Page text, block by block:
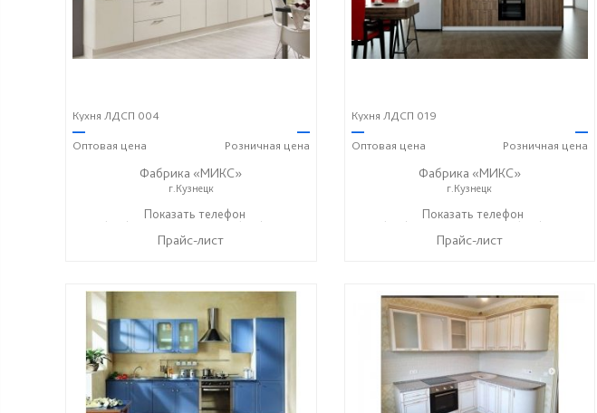
Кухня ЛДСП 004
—
Оптовая цена
—
Розничная цена
Фабрика «МИКС»
г.Кузнецк
+7 (937) 423-36-37 ☎+7 (937) 428-44-55
Показать телефон
Прайс-лист
Кухня ЛДСП 019
—
Оптовая цена
—
Розничная цена
Фабрика «МИКС»
г.Кузнецк
+7 (937) 423-36-37 ☎+7 (937) 428-44-55
Показать телефон
Прайс-лист